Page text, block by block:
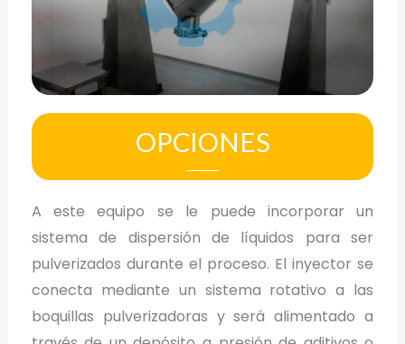
OPCIONES
A este equipo se le puede incorporar un
sistema de dispersión de líquidos para ser
pulverizados durante el proceso. El inyector se
conecta mediante un sistema rotativo a las
boquillas pulverizadoras y será alimentado a